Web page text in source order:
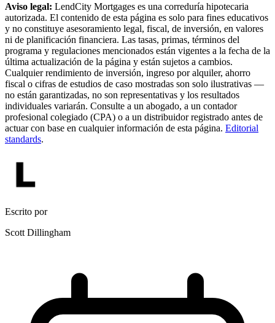
Aviso legal: LendCity Mortgages es una correduría hipotecaria
autorizada. El contenido de esta página es solo para fines educativos
y no constituye asesoramiento legal, fiscal, de inversión, en valores
ni de planificación financiera. Las tasas, primas, términos del
programa y regulaciones mencionados están vigentes a la fecha de la
última actualización de la página y están sujetos a cambios.
Cualquier rendimiento de inversión, ingreso por alquiler, ahorro
fiscal o cifras de estudios de caso mostradas son solo ilustrativas —
no están garantizadas, no son representativas y los resultados
individuales variarán. Consulte a un abogado, a un contador
profesional colegiado (CPA) o a un distribuidor registrado antes de
actuar con base en cualquier información de esta página. Editorial
standards.
Escrito por
Scott Dillingham